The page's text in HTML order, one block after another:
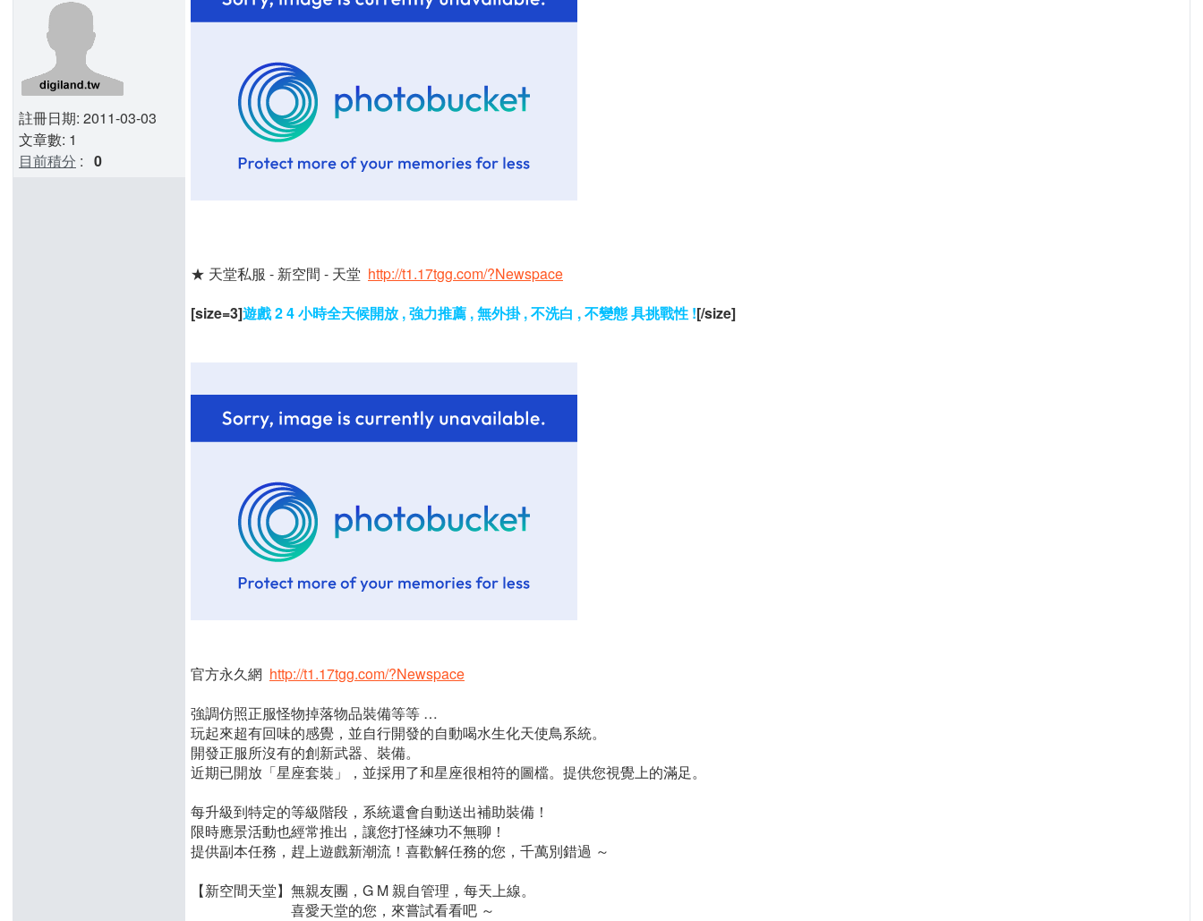
註冊日期: 2011-03-03
文章數: 1
目前積分 : 0
★ 天堂私服 - 新空間 - 天堂 http://t1.17tgg.com/?Newspace
[size=3]遊戲 2 4 小時全天候開放 , 強力推薦 , 無外掛 , 不洗白 , 不變態 具挑戰性 ![/size]
官方永久網 http://t1.17tgg.com/?Newspace
強調仿照正服怪物掉落物品裝備等等 …
玩起來超有回味的感覺，並自行開發的自動喝水生化天使鳥系統。
開發正服所沒有的創新武器、裝備。
近期已開放「星座套裝」，並採用了和星座很相符的圖檔。提供您視覺上的滿足。
每升級到特定的等級階段，系統還會自動送出補助裝備！
限時應景活動也經常推出，讓您打怪練功不無聊！
提供副本任務，趕上遊戲新潮流！喜歡解任務的您，千萬別錯過 ～
【新空間天堂】無親友團，G M 親自管理，每天上線。
喜愛天堂的您，來嘗試看看吧 ～